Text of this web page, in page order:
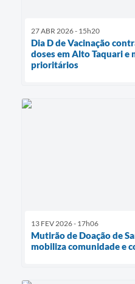
27 ABR 2026 - 15h20
Dia D de Vacinação
doses em Alto Taquari e
prioritários
13 FEV 2026 - 17h06
Mutirão de Doação de
mobiliza comunidade e